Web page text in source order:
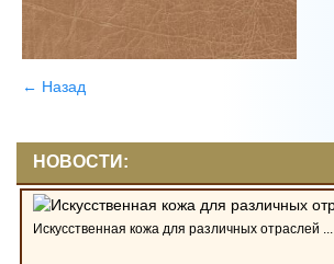
НОВОСТИ:
Искусственная кожа для различных отраслей ...
← Назад